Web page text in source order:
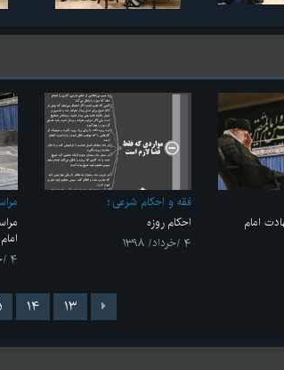
امام
فقه و احکام شرعی
احکام روزه
۴ /خرداد/ ۱۳۹۸
۴ /خرداد/ ۱۳۹۸
۱۳ ۱۴